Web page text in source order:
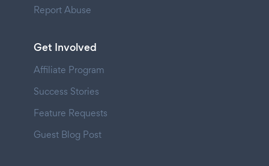
Report Abuse
Get Involved
Affiliate Program
Success Stories
Feature Requests
Guest Blog Post